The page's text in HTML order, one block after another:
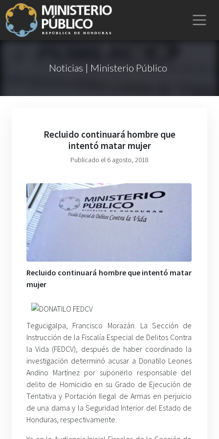
Noticias | Ministerio Público
Recluido continuará hombre que
intentó matar mujer
Publicado el 6 agosto, 2018
Recluido continuará hombre que intentó matar
mujer
Tegucigalpa, Francisco Morazán. La Sección de
Instrucción de la Fiscalía Especial de Delitos Contra
la Vida (FEDCV), después de haber coordinado la
investigación determinó acusar a Donatilo Leones
Andino Martínez por suponerlo responsable del
delito de Homicidio en su Grado de Ejecución de
Tentativa y Portación Ilegal de Armas en perjuicio
de una dama y la Seguridad Interior del Estado de
Honduras, respectivamente.